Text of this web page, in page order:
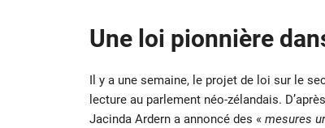
Une loi pionnière
Il y a une semaine, le projet de loi sur le
lecture au parlement néo-zélandais.
Jacinda Ardern a annoncé des « mesures